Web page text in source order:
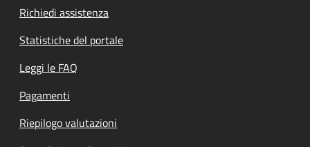
Richiedi assistenza
Statistiche del portale
Leggi le FAQ
Pagamenti
Riepilogo valutazioni